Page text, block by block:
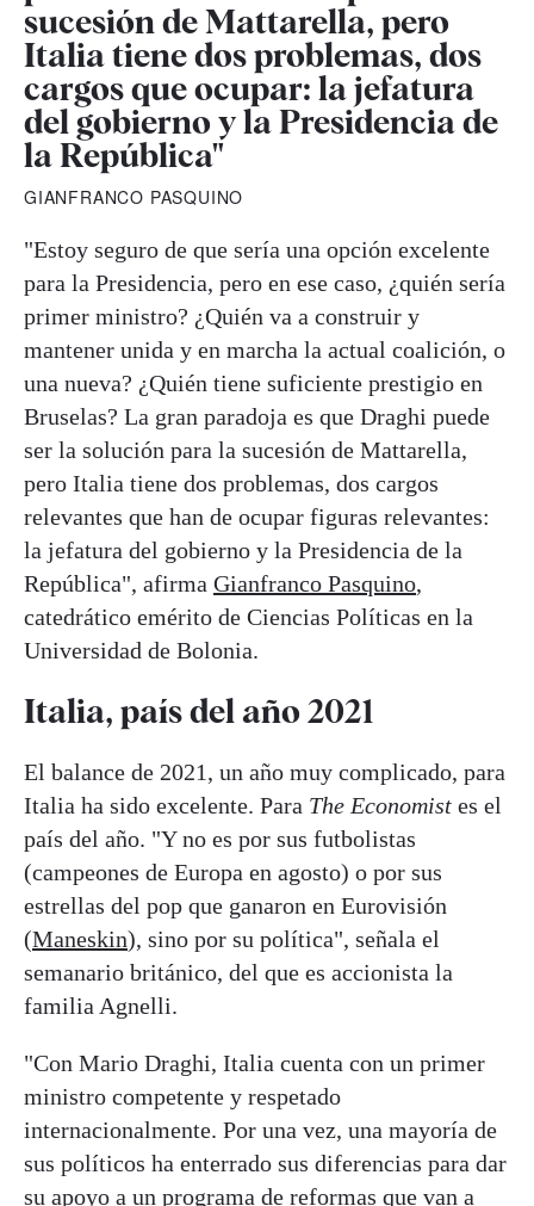
sucesión de Mattarella, pero
Italia tiene dos problemas, dos
cargos que ocupar: la jefatura
del gobierno y la Presidencia de
la República"
GIANFRANCO PASQUINO
"Estoy seguro de que sería una opción excelente
para la Presidencia, pero en ese caso, ¿quién sería
primer ministro? ¿Quién va a construir y
mantener unida y en marcha la actual coalición, o
una nueva? ¿Quién tiene suficiente prestigio en
Bruselas? La gran paradoja es que Draghi puede
ser la solución para la sucesión de Mattarella,
pero Italia tiene dos problemas, dos cargos
relevantes que han de ocupar figuras relevantes:
la jefatura del gobierno y la Presidencia de la
República", afirma Gianfranco Pasquino,
catedrático emérito de Ciencias Políticas en la
Universidad de Bolonia.
Italia, país del año 2021
El balance de 2021, un año muy complicado, para
Italia ha sido excelente. Para The Economist es el
país del año. "Y no es por sus futbolistas
(campeones de Europa en agosto) o por sus
estrellas del pop que ganaron en Eurovisión
(Maneskin), sino por su política", señala el
semanario británico, del que es accionista la
familia Agnelli.
"Con Mario Draghi, Italia cuenta con un primer
ministro competente y respetado
internacionalmente. Por una vez, una mayoría de
sus políticos ha enterrado sus diferencias para dar
su apoyo a un programa de reformas que van a